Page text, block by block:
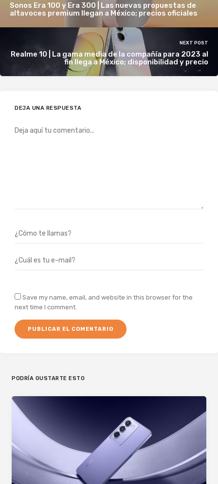
Sonos Era 100 y Era 300 | Las nuevas propuestas de
altavoces premium llegan a México; precios oficiales
NEXT POST
Realme 10 | La gama media de la compañía para 2023 al
fin llega a México; disponibilidad y precio
DEJA UNA RESPUESTA
Save my name, email, and website in this browser for the
next time I comment.
PODRÍA GUSTARTE ESTO